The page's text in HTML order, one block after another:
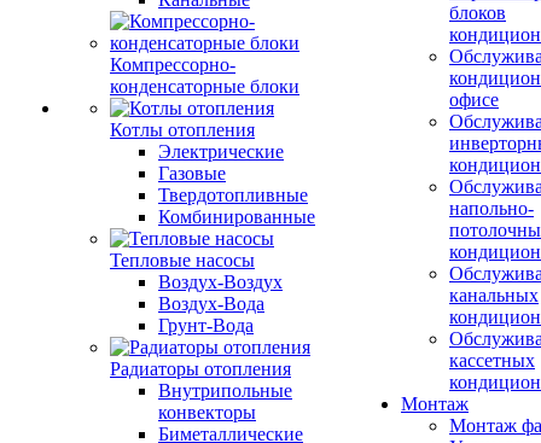
Компрессорно-
конденсаторные блоки
Котлы отопления
Электрические
Газовые
Твердотопливные
Комбинированные
Тепловые насосы
Воздух-Воздух
Воздух-Вода
Грунт-Вода
Радиаторы отопления
Внутрипольные
конвекторы
Биметаллические
блоков
офисе
напольно-
канальных
кассетных
Монтаж
Монтаж